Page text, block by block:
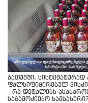
ბათუმში,
ფალსიფიცირებულ
- რა დეტალებს
საგამოძიებო სამსახური?